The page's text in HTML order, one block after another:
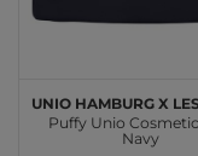
Puffy Unio
Navy